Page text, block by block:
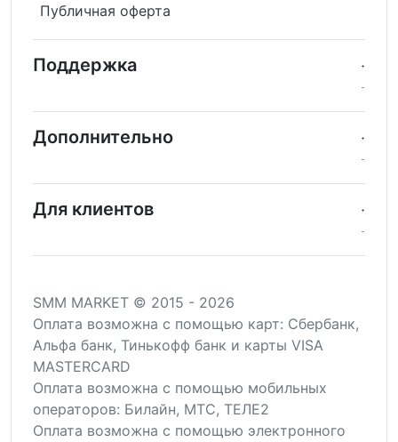
Публичная оферта
Поддержка
Дополнительно
Для клиентов
SMM MARKET © 2015 - 2026
Оплата возможна c помощью карт: Сбербанк,
Альфа банк, Тинькофф банк и карты VISA
MASTERCARD
Оплата возможна с помощью мобильных
операторов: Билайн, МТС, ТЕЛЕ2
Оплата возможна с помощью электронного